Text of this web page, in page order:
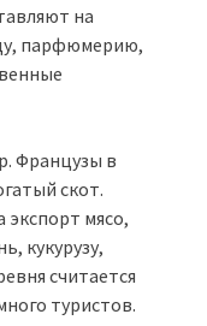
на
парфюмерию,
Французы в
скот.
мясо,
кукурузу,
считается
туристов.